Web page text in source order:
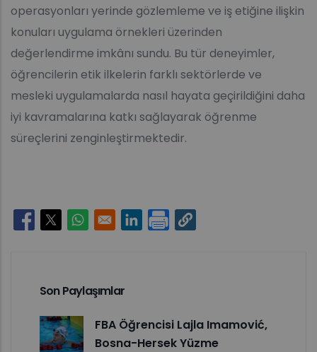
operasyonları yerinde gözlemleme ve iş etiğine ilişkin
konuları uygulama örnekleri üzerinden
değerlendirme imkânı sundu. Bu tür deneyimler,
öğrencilerin etik ilkelerin farklı sektörlerde ve
mesleki uygulamalarda nasıl hayata geçirildiğini daha
iyi kavramalarına katkı sağlayarak öğrenme
süreçlerini zenginleştirmektedir.
Opens in a new window
Opens in a new window
Opens in a new window
Opens in a new window
Son Paylaşımlar
FBA Öğrencisi Lajla Imamović,
Bosna-Hersek Yüzme